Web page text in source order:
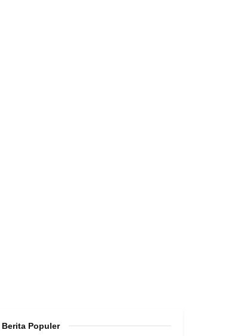
Berita Populer